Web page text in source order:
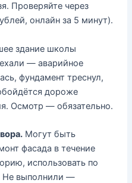
Проверяйте через
онлайн за 5 минут).
здание школы
— аварийное
фундамент треснул,
дороже
Осмотр — обязательно.
Могут быть
фасада в течение
использовать по
Не выполнили —